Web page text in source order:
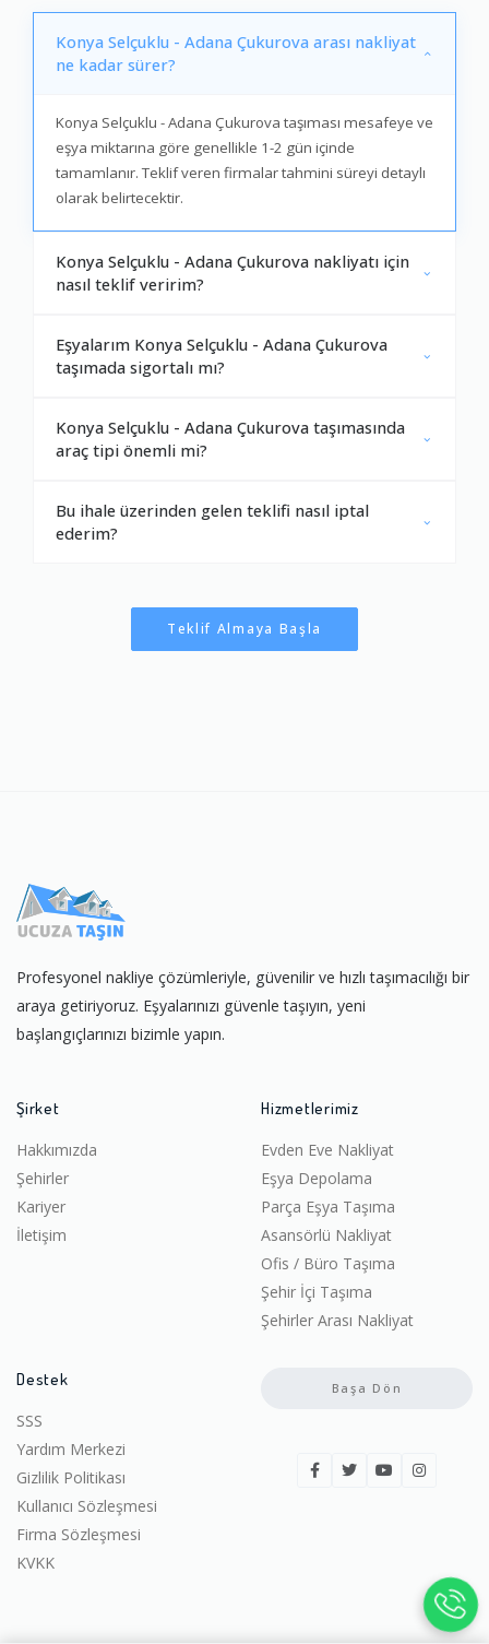
Konya Selçuklu - Adana Çukurova arası nakliyat
ne kadar sürer?
Konya Selçuklu - Adana Çukurova taşıması mesafeye ve
eşya miktarına göre genellikle 1-2 gün içinde
tamamlanır. Teklif veren firmalar tahmini süreyi detaylı
olarak belirtecektir.
Konya Selçuklu - Adana Çukurova nakliyatı için
nasıl teklif veririm?
Eşyalarım Konya Selçuklu - Adana Çukurova
taşımada sigortalı mı?
Konya Selçuklu - Adana Çukurova taşımasında
araç tipi önemli mi?
Bu ihale üzerinden gelen teklifi nasıl iptal
ederim?
Teklif Almaya Başla
Profesyonel nakliye çözümleriyle, güvenilir ve hızlı taşımacılığı bir
araya getiriyoruz. Eşyalarınızı güvenle taşıyın, yeni
başlangıçlarınızı bizimle yapın.
Şirket
Hakkımızda
Şehirler
Kariyer
İletişim
Hizmetlerimiz
Evden Eve Nakliyat
Eşya Depolama
Parça Eşya Taşıma
Asansörlü Nakliyat
Ofis / Büro Taşıma
Şehir İçi Taşıma
Şehirler Arası Nakliyat
Destek
SSS
Yardım Merkezi
Gizlilik Politikası
Kullanıcı Sözleşmesi
Firma Sözleşmesi
KVKK
Başa Dön